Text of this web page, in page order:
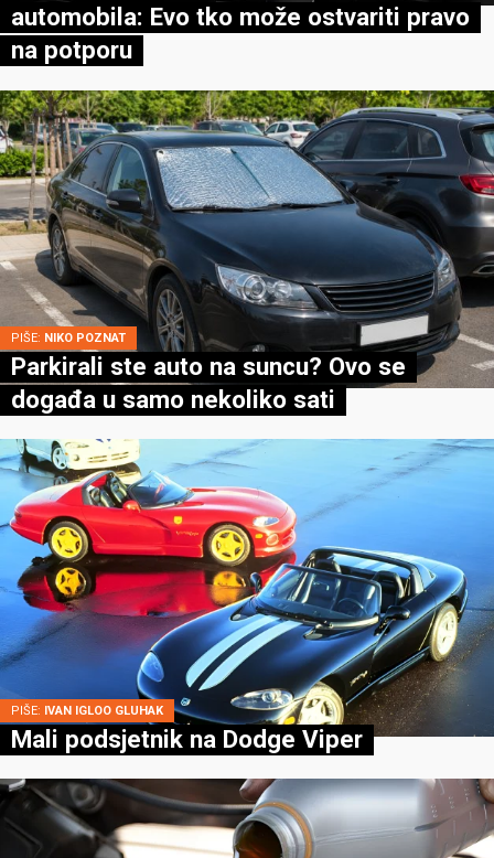
automobila: Evo tko može ostvariti pravo
na potporu
PIŠE: NIKO POZNAT
Parkirali ste auto na suncu? Ovo se
događa u samo nekoliko sati
PIŠE: IVAN IGLOO GLUHAK
Mali podsjetnik na Dodge Viper